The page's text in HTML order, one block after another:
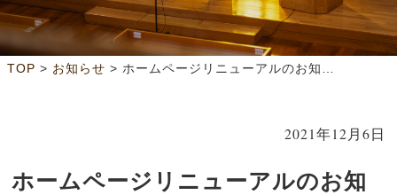
TOP > お知らせ > ホームページリニューアルのお知らせ
2021年12月6日
ホームページリニューアルのお知